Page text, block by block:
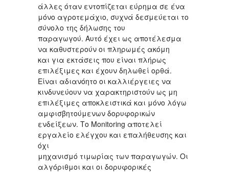
άλλες όταν εντοπίζεται εύρημα σε ένα
μόνο αγροτεμάχιο, συχνά δεσμεύεται το
σύνολο της δήλωσης του
παραγωγού. Αυτό έχει ως αποτέλεσμα
να καθυστερούν οι πληρωμές ακόμη
και για εκτάσεις που είναι πλήρως
επιλέξιμες και έχουν δηλωθεί ορθά.
Είναι αδιανόητο οι καλλιέργειες να
κινδυνεύουν να χαρακτηριστούν ως μη
επιλέξιμες αποκλειστικά και μόνο λόγω
αμφισβητούμενων δορυφορικών
ενδείξεων. Το Monitoring αποτελεί
εργαλείο ελέγχου και επαλήθευσης και
όχι
μηχανισμό τιμωρίας των παραγωγών. Οι
αλγόριθμοι και οι δορυφορικές